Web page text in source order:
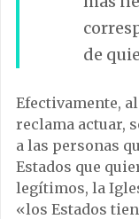
de
Efectivamente,
reclama actuar,
a las personas
Estados que
legítimos, la
«los Estados